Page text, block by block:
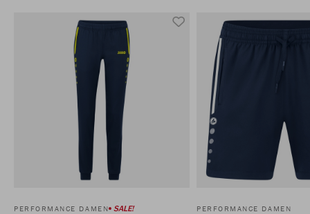
PERFORMANCE DAMEN SALE! PERFORMANCE DAMEN